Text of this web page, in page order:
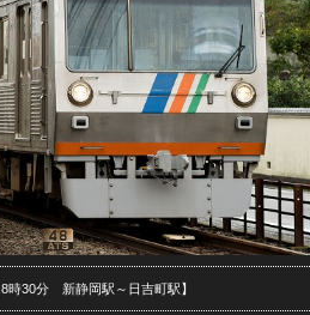
8時30分 新静岡駅～日吉町駅】